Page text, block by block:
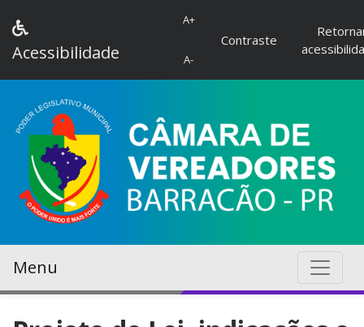
Acessibilidade
A+
A-
Contraste
Menu